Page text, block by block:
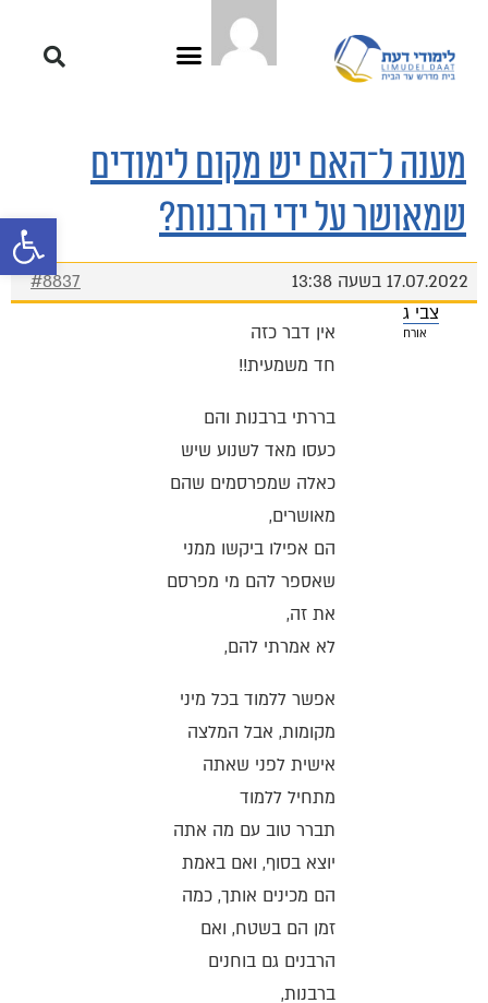
פתח
מענה ל־האם יש מקום לימודים
שמאושר על ידי הרבנות?
17.07.2022 בשעה 13:38
#8837
צבי ג
אורח
אין דבר כזה
חד משמעית!!
בררתי ברבנות והם
כעסו מאד לשנוע שיש
כאלה שמפרסמים שהם
מאושרים,
הם אפילו ביקשו ממני
שאספר להם מי מפרסם
את זה,
לא אמרתי להם,
אפשר ללמוד בכל מיני
מקומות, אבל המלצה
אישית לפני שאתה
מתחיל ללמוד
תברר טוב עם מה אתה
יוצא בסוף, ואם באמת
הם מכינים אותך, כמה
זמן הם בשטח, ואם
הרבנים גם בוחנים
ברבנות,